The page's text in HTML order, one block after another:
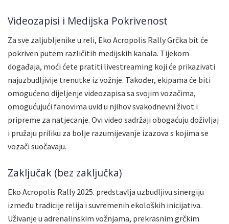
Videozapisi i Medijska Pokrivenost
Za sve zaljubljenike u reli, Eko Acropolis Rally Grčka bit će
pokriven putem različitih medijskih kanala. Tijekom
događaja, moći ćete pratiti livestreaming koji će prikazivati
najuzbudljivije trenutke iz vožnje. Također, ekipama će biti
omogućeno dijeljenje videozapisa sa svojim vozačima,
omogućujući fanovima uvid u njihov svakodnevni život i
pripreme za natjecanje. Ovi video sadržaji obogaćuju doživljaj
i pružaju priliku za bolje razumijevanje izazova s kojima se
vozači suočavaju.
Zaključak (bez zaključka)
Eko Acropolis Rally 2025. predstavlja uzbudljivu sinergiju
između tradicije relija i suvremenih ekoloških inicijativa.
Uživanje u adrenalinskim vožnjama, prekrasnim grčkim